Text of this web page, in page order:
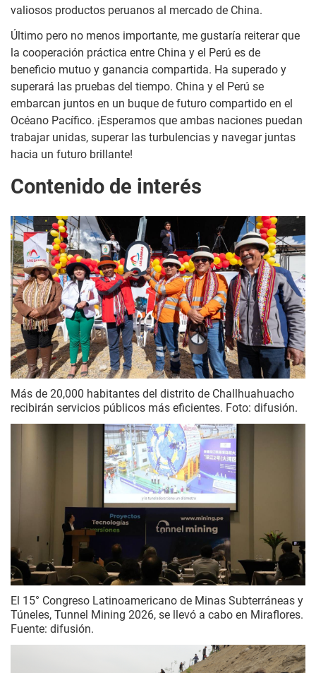
valiosos productos peruanos al mercado de China.
Último pero no menos importante, me gustaría reiterar que
la cooperación práctica entre China y el Perú es de
beneficio mutuo y ganancia compartida. Ha superado y
superará las pruebas del tiempo. China y el Perú se
embarcan juntos en un buque de futuro compartido en el
Océano Pacífico. ¡Esperamos que ambas naciones puedan
trabajar unidas, superar las turbulencias y navegar juntas
hacia un futuro brillante!
Contenido de interés
Más de 20,000 habitantes del distrito de Challhuahuacho
recibirán servicios públicos más eficientes. Foto: difusión.
El 15° Congreso Latinoamericano de Minas Subterráneas y
Túneles, Tunnel Mining 2026, se llevó a cabo en Miraflores.
Fuente: difusión.